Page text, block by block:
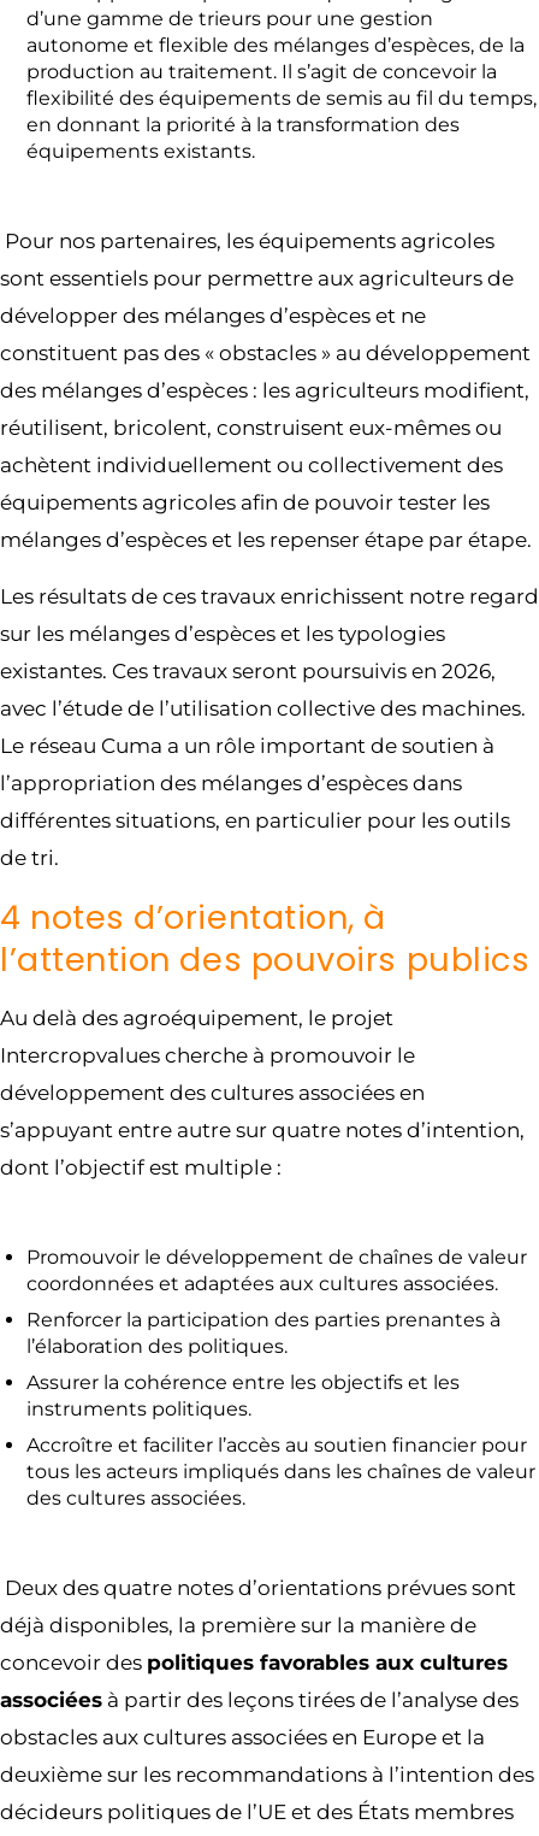
d’une gamme de trieurs pour une gestion
autonome et flexible des mélanges d’espèces, de la
production au traitement. Il s’agit de concevoir la
flexibilité des équipements de semis au fil du temps,
en donnant la priorité à la transformation des
équipements existants.
Pour nos partenaires, les équipements agricoles
sont essentiels pour permettre aux agriculteurs de
développer des mélanges d’espèces et ne
constituent pas des « obstacles » au développement
des mélanges d’espèces : les agriculteurs modifient,
réutilisent, bricolent, construisent eux-mêmes ou
achètent individuellement ou collectivement des
équipements agricoles afin de pouvoir tester les
mélanges d’espèces et les repenser étape par étape.
Les résultats de ces travaux enrichissent notre regard
sur les mélanges d’espèces et les typologies
existantes. Ces travaux seront poursuivis en 2026,
avec l’étude de l’utilisation collective des machines.
Le réseau Cuma a un rôle important de soutien à
l’appropriation des mélanges d’espèces dans
différentes situations, en particulier pour les outils
de tri.
4 notes d’orientation, à
l’attention des pouvoirs publics
Au delà des agroéquipement, le projet
Intercropvalues cherche à promouvoir le
développement des cultures associées en
s’appuyant entre autre sur quatre notes d’intention,
dont l’objectif est multiple :
Promouvoir le développement de chaînes de valeur
coordonnées et adaptées aux cultures associées.
Renforcer la participation des parties prenantes à
l’élaboration des politiques.
Assurer la cohérence entre les objectifs et les
instruments politiques.
Accroître et faciliter l’accès au soutien financier pour
tous les acteurs impliqués dans les chaînes de valeur
des cultures associées.
Deux des quatre notes d’orientations prévues sont
déjà disponibles, la première sur la manière de
concevoir des politiques favorables aux cultures
associées à partir des leçons tirées de l’analyse des
obstacles aux cultures associées en Europe et la
deuxième sur les recommandations à l’intention des
décideurs politiques de l’UE et des États membres